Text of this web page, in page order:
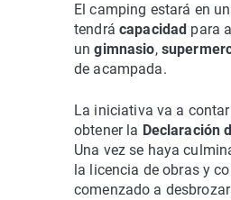
El camping estará en
tendrá capacidad para
ungimnasio,
de acampada.
La iniciativa va a
obtener la Declaración
Una vez se haya
la licencia de obras y
comenzado a